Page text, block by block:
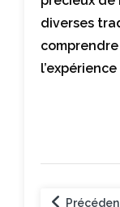
diverses